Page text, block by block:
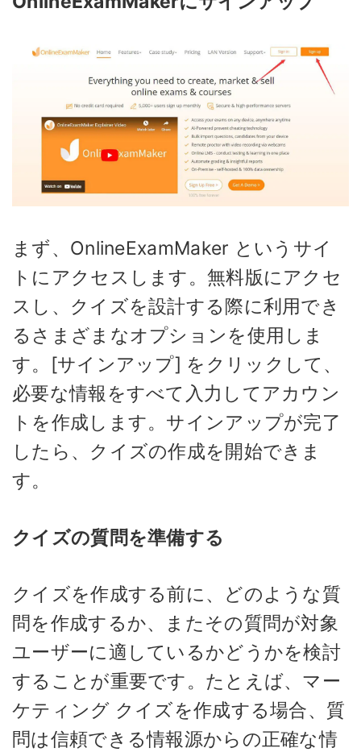
まず、OnlineExamMaker というサイ
トにアクセスします。無料版にアクセ
スし、クイズを設計する際に利用でき
るさまざまなオプションを使用しま
す。[サインアップ] をクリックして、
必要な情報をすべて入力してアカウン
トを作成します。サインアップが完了
したら、クイズの作成を開始できま
す。
クイズの質問を準備する
クイズを作成する前に、どのような質
問を作成するか、またその質問が対象
ユーザーに適しているかどうかを検討
することが重要です。たとえば、マー
ケティング クイズを作成する場合、質
問は信頼できる情報源からの正確な情